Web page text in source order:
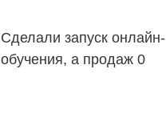
Сделали запуск онлайн-
обучения, а продаж 0